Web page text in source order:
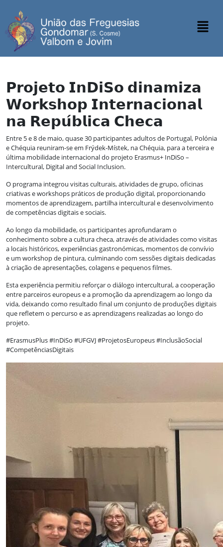
𝗣𝗿𝗼𝗷𝗲𝘁𝗼 𝗜𝗻𝗗𝗶𝗦𝗼 𝗱𝗶𝗻𝗮𝗺𝗶𝘇𝗮
𝗪𝗼𝗿𝗸𝘀𝗵𝗼𝗽 𝗜𝗻𝘁𝗲𝗿𝗻𝗮𝗰𝗶𝗼𝗻𝗮𝗹
𝗻𝗮 𝗥𝗲𝗽𝘂́𝗯𝗹𝗶𝗰𝗮 𝗖𝗵𝗲𝗰𝗮
Entre 5 e 8 de maio, quase 30 participantes adultos de Portugal, Polónia
e Chéquia reuniram-se em Frýdek-Místek, na Chéquia, para a terceira e
última mobilidade internacional do projeto Erasmus+ InDiSo –
Intercultural, Digital and Social Inclusion.
O programa integrou visitas culturais, atividades de grupo, oficinas
criativas e workshops práticos de produção digital, proporcionando
momentos de aprendizagem, partilha intercultural e desenvolvimento
de competências digitais e sociais.
Ao longo da mobilidade, os participantes aprofundaram o
conhecimento sobre a cultura checa, através de atividades como visitas
a locais históricos, experiências gastronómicas, momentos de convívio
e um workshop de pintura, culminando com sessões digitais dedicadas
à criação de apresentações, colagens e pequenos filmes.
Esta experiência permitiu reforçar o diálogo intercultural, a cooperação
entre parceiros europeus e a promoção da aprendizagem ao longo da
vida, deixando como resultado final um conjunto de produções digitais
que refletem o percurso e as aprendizagens realizadas ao longo do
projeto.
#ErasmusPlus #InDiSo #UFGVJ #ProjetosEuropeus #InclusãoSocial
#CompetênciasDigitais